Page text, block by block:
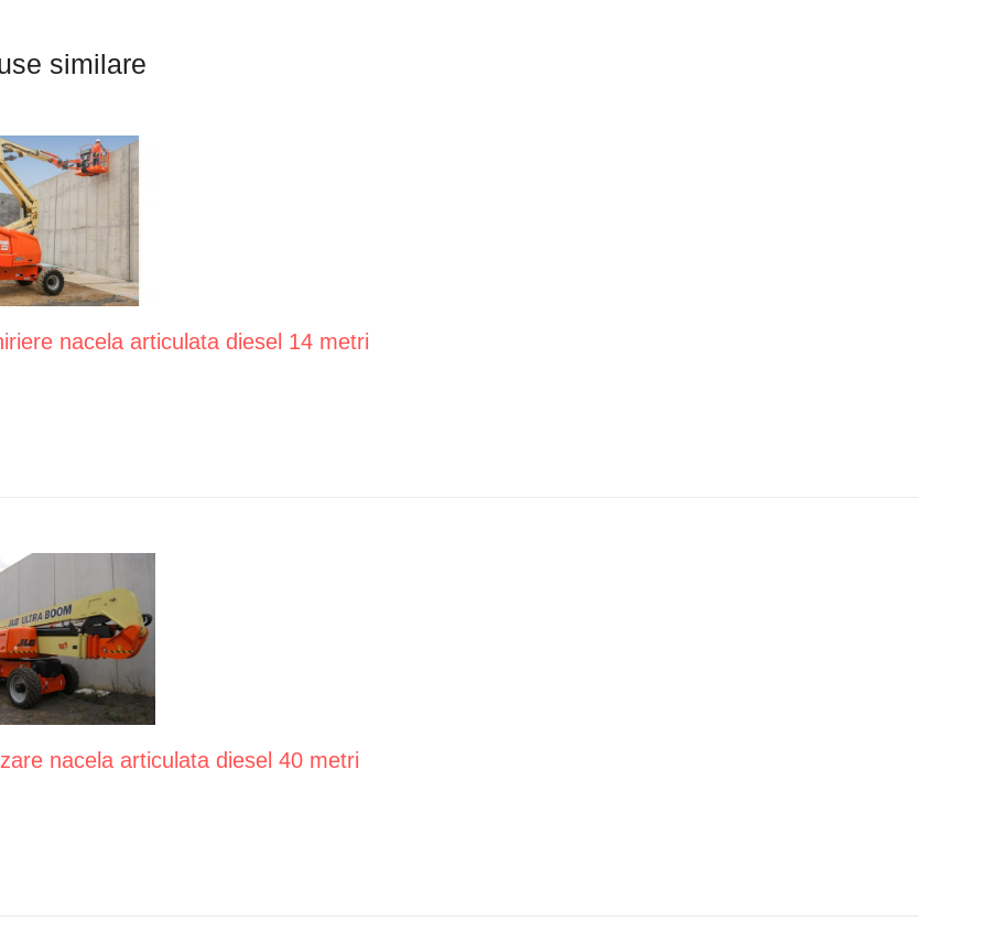
similare
nacela articulata diesel 14 metri
nacela articulata diesel 40 metri